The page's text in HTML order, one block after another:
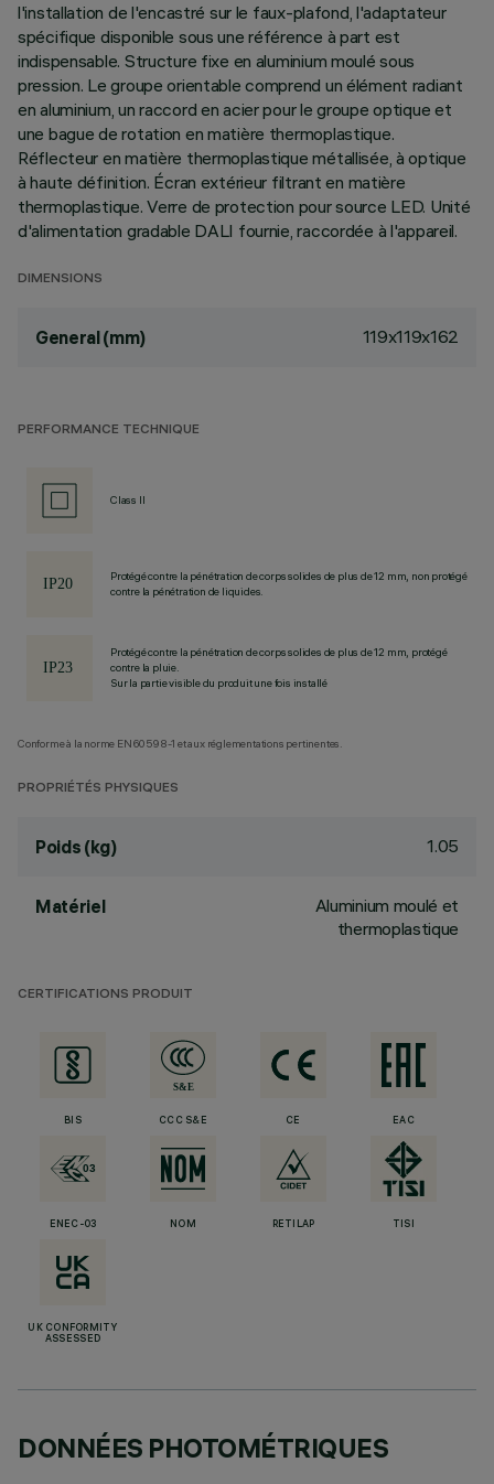
l'installation de l'encastré sur le faux-plafond, l'adaptateur
spécifique disponible sous une référence à part est
indispensable. Structure fixe en aluminium moulé sous
pression. Le groupe orientable comprend un élément radiant
en aluminium, un raccord en acier pour le groupe optique et
une bague de rotation en matière thermoplastique.
Réflecteur en matière thermoplastique métallisée, à optique
à haute définition. Écran extérieur filtrant en matière
thermoplastique. Verre de protection pour source LED. Unité
d'alimentation gradable DALI fournie, raccordée à l'appareil.
DIMENSIONS
General (mm) 119x119x162
PERFORMANCE TECHNIQUE
Class II
Protégé contre la pénétration de corps solides de plus de 12 mm, non protégé
contre la pénétration de liquides.
Protégé contre la pénétration de corps solides de plus de 12 mm, protégé
contre la pluie.
Sur la partie visible du produit une fois installé
Conforme à la norme EN60598-1 et aux réglementations pertinentes.
PROPRIÉTÉS PHYSIQUES
Poids (kg) 1.05
Matériel
Aluminium moulé et
thermoplastique
CERTIFICATIONS PRODUIT
BIS CCC S&E CE EAC
ENEC-03 NOM RETILAP TISI
UK CONFORMITY
ASSESSED
DONNÉES PHOTOMÉTRIQUES